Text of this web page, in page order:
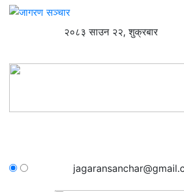
२०८३ साउन २२, शुक्रबार